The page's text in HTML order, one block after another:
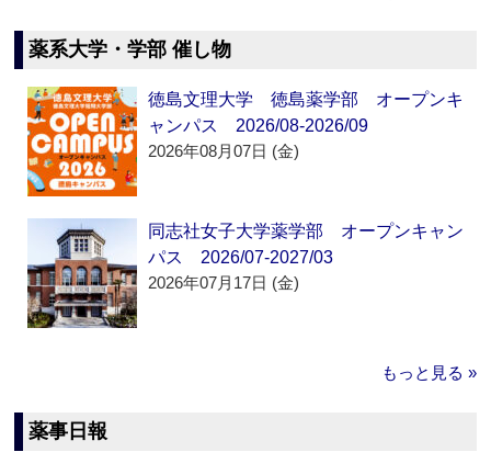
薬系大学・学部 催し物
徳島文理大学 徳島薬学部 オープンキ
ャンパス 2026/08-2026/09
2026年08月07日 (金)
同志社女子大学薬学部 オープンキャン
パス 2026/07-2027/03
2026年07月17日 (金)
もっと見る »
薬事日報